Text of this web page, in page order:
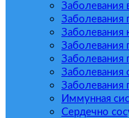
Заболевания
Заболевания
Заболевания
Заболевания
Заболевания
Заболевания
Заболевания
Иммунная
Сердечно